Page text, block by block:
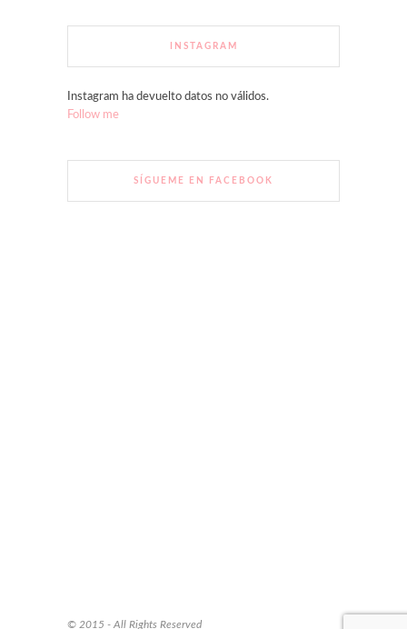
INSTAGRAM
Instagram ha devuelto datos no válidos.
Follow me
SÍGUEME EN FACEBOOK
© 2015 - All Rights Reserved